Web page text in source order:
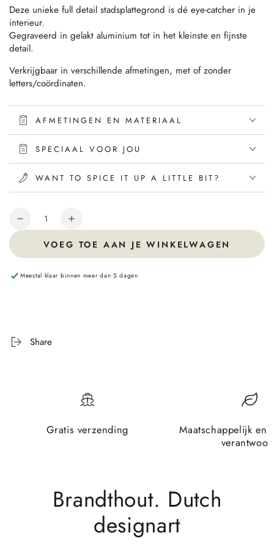
Deze unieke full detail stadsplattegrond is dé eye-catcher in je
interieur.
Gegraveerd in gelakt aluminium tot in het kleinste en fijnste
detail.
Verkrijgbaar in verschillende afmetingen, met of zonder
letters/coördinaten.
AFMETINGEN EN MATERIAAL
SPECIAAL VOOR JOU
WANT TO SPICE IT UP A LITTLE BIT?
Hoeveelheid
VOEG TOE AAN JE WINKELWAGEN
Meestal klaar binnen meer dan 5 dagen
Share
Gratis verzending
Maatschappelijk en
Brandthout. Dutch
designart